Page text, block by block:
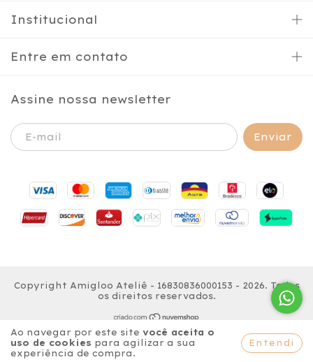
Ao navegar por este site você aceita o
uso de cookies para agilizar a sua
experiência de compra.
Entendi
Institucional
Entre em contato
Assine nossa newsletter
Copyright Amigloo Ateliê - 16830836000153 - 2026. Todos
os direitos reservados.